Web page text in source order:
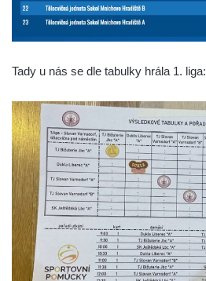
Tady u nás se dle tabulky hrála 1. liga: